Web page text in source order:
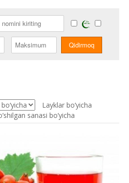
Layklar bo’yicha
sanasi bo’yicha